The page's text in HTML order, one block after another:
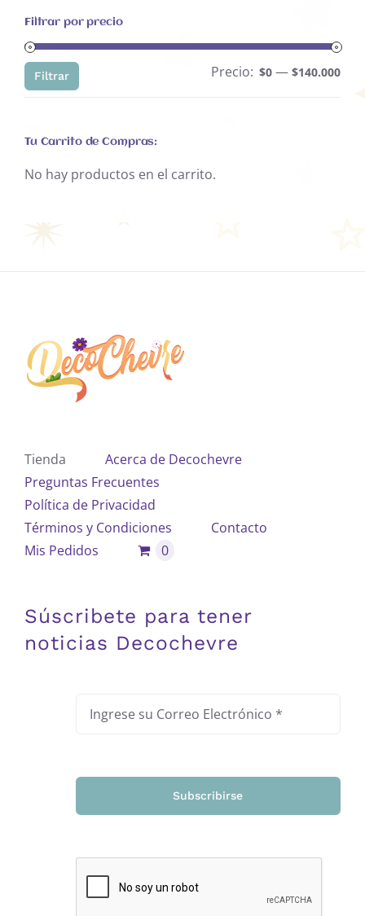
Filtrar por precio
Filtrar Precio: $0 — $140.000
Tu Carrito de Compras:
No hay productos en el carrito.
Tienda
Acerca de Decochevre
Preguntas Frecuentes
Política de Privacidad
Términos y Condiciones
Contacto
Mis Pedidos
0
Súscribete para tener
noticias Decochevre
Subscribirse